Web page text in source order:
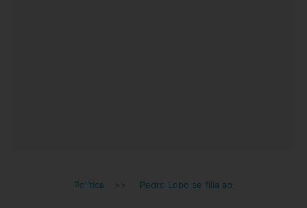
Política >> Pedro Lobo se filia ao